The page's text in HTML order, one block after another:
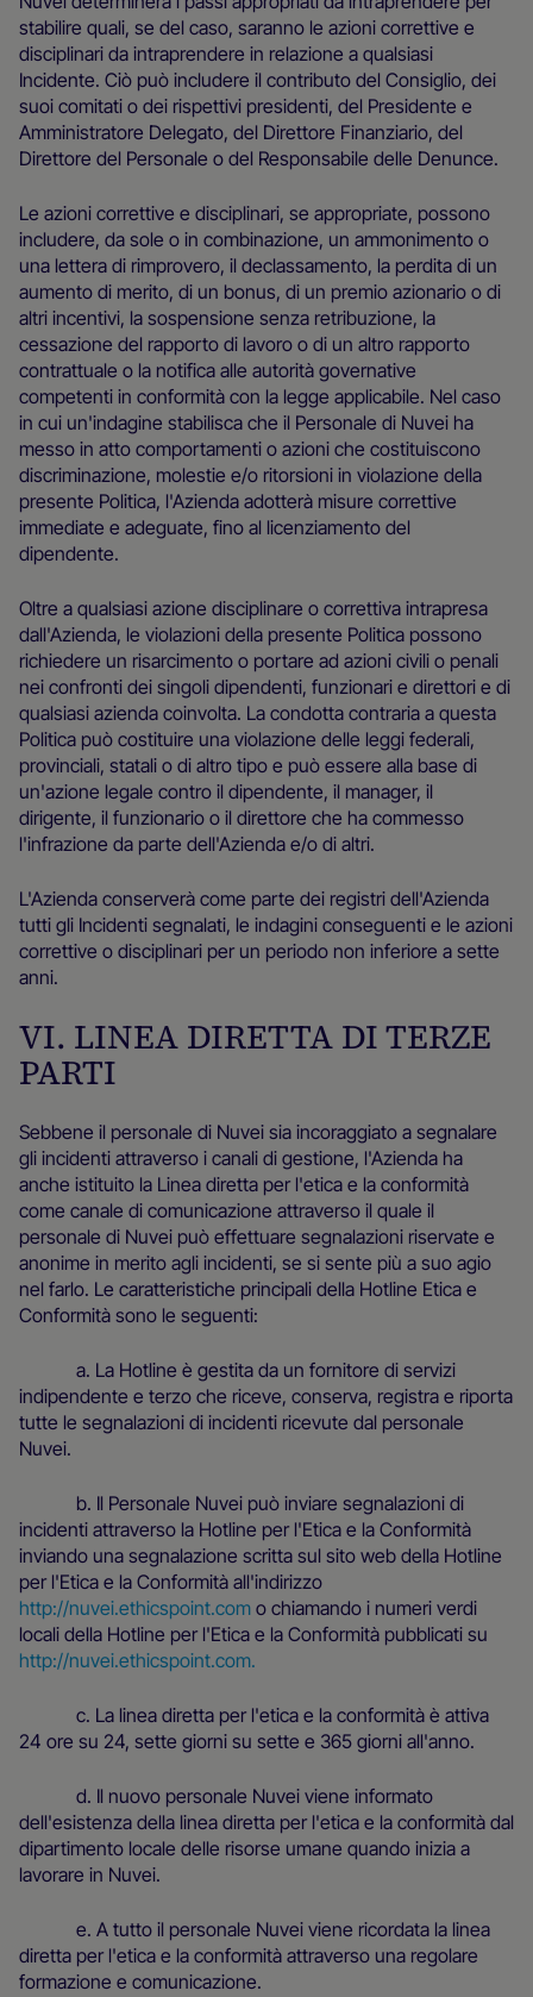
stabilire quali, se del caso, saranno le azioni correttive e
disciplinari da intraprendere in relazione a qualsiasi
Incidente. Ciò può includere il contributo del Consiglio, dei
suoi comitati o dei rispettivi presidenti, del Presidente e
Amministratore Delegato, del Direttore Finanziario, del
Direttore del Personale o del Responsabile delle Denunce.
Le azioni correttive e disciplinari, se appropriate, possono
includere, da sole o in combinazione, un ammonimento o
una lettera di rimprovero, il declassamento, la perdita di un
aumento di merito, di un bonus, di un premio azionario o di
altri incentivi, la sospensione senza retribuzione, la
cessazione del rapporto di lavoro o di un altro rapporto
contrattuale o la notifica alle autorità governative
competenti in conformità con la legge applicabile. Nel caso
in cui un'indagine stabilisca che il Personale di Nuvei ha
messo in atto comportamenti o azioni che costituiscono
discriminazione, molestie e/o ritorsioni in violazione della
presente Politica, l'Azienda adotterà misure correttive
immediate e adeguate, fino al licenziamento del
dipendente.
Oltre a qualsiasi azione disciplinare o correttiva intrapresa
dall'Azienda, le violazioni della presente Politica possono
richiedere un risarcimento o portare ad azioni civili o penali
nei confronti dei singoli dipendenti, funzionari e direttori e di
qualsiasi azienda coinvolta. La condotta contraria a questa
Politica può costituire una violazione delle leggi federali,
provinciali, statali o di altro tipo e può essere alla base di
un'azione legale contro il dipendente, il manager, il
dirigente, il funzionario o il direttore che ha commesso
l'infrazione da parte dell'Azienda e/o di altri.
L'Azienda conserverà come parte dei registri dell'Azienda
tutti gli Incidenti segnalati, le indagini conseguenti e le azioni
correttive o disciplinari per un periodo non inferiore a sette
anni.
VI. LINEA DIRETTA DI TERZE
PARTI
Sebbene il personale di Nuvei sia incoraggiato a segnalare
gli incidenti attraverso i canali di gestione, l'Azienda ha
anche istituito la Linea diretta per l'etica e la conformità
come canale di comunicazione attraverso il quale il
personale di Nuvei può effettuare segnalazioni riservate e
anonime in merito agli incidenti, se si sente più a suo agio
nel farlo. Le caratteristiche principali della Hotline Etica e
Conformità sono le seguenti:
a. La Hotline è gestita da un fornitore di servizi
indipendente e terzo che riceve, conserva, registra e riporta
tutte le segnalazioni di incidenti ricevute dal personale
Nuvei.
b. Il Personale Nuvei può inviare segnalazioni di
incidenti attraverso la Hotline per l'Etica e la Conformità
inviando una segnalazione scritta sul sito web della Hotline
per l'Etica e la Conformità all'indirizzo
http://nuvei.ethicspoint.com o chiamando i numeri verdi
locali della Hotline per l'Etica e la Conformità pubblicati su
http://nuvei.ethicspoint.com.
c. La linea diretta per l'etica e la conformità è attiva
24 ore su 24, sette giorni su sette e 365 giorni all'anno.
d. Il nuovo personale Nuvei viene informato
dell'esistenza della linea diretta per l'etica e la conformità dal
dipartimento locale delle risorse umane quando inizia a
lavorare in Nuvei.
e. A tutto il personale Nuvei viene ricordata la linea
diretta per l'etica e la conformità attraverso una regolare
formazione e comunicazione.